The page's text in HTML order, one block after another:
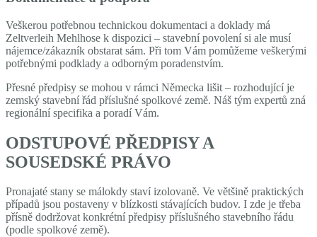
Veškerou potřebnou technickou dokumentaci a doklady má
Zeltverleih Mehlhose k dispozici – stavební povolení si ale musí
nájemce/zákazník obstarat sám. Při tom Vám pomůžeme veškerými
potřebnými podklady a odborným poradenstvím.
Přesné předpisy se mohou v rámci Německa lišit – rozhodující je
zemský stavební řád příslušné spolkové země. Náš tým expertů zná
regionální specifika a poradí Vám.
ODSTUPOVÉ PŘEDPISY A
SOUSEDSKÉ PRÁVO
Pronajaté stany se málokdy staví izolovaně. Ve většině praktických
případů jsou postaveny v blízkosti stávajících budov. I zde je třeba
přísně dodržovat konkrétní předpisy příslušného stavebního řádu
(podle spolkové země).